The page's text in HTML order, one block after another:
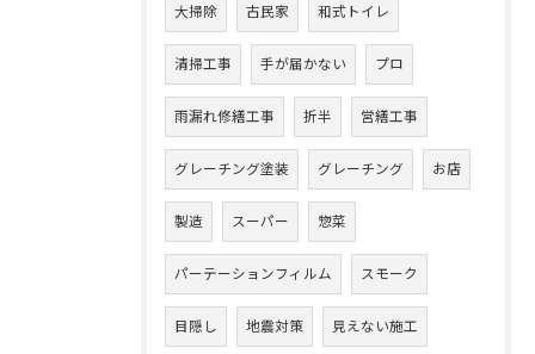
大掃除 古民家 和式トイレ
清掃工事 手が届かない プロ
雨漏れ修繕工事 折半 営繕工事
グレーチング塗装 グレーチング お店
製造 スーパー 惣菜
パーテーションフィルム スモーク
目隠し 地震対策 見えない施工